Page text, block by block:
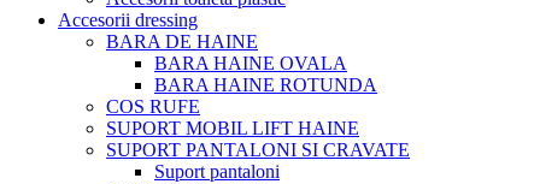
Accesorii dressing
BARA DE HAINE
BARA HAINE OVALA
BARA HAINE ROTUNDA
COS RUFE
SUPORT MOBIL LIFT HAINE
SUPORT PANTALONI SI CRAVATE
Suport pantaloni